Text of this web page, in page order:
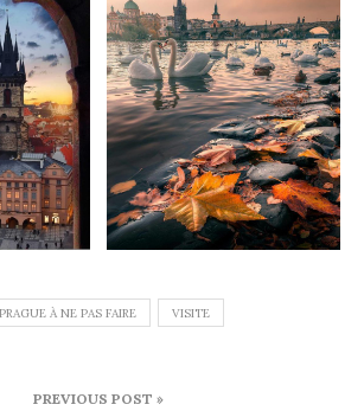
PRAGUE À NE PAS FAIRE VISITE
PREVIOUS POST »